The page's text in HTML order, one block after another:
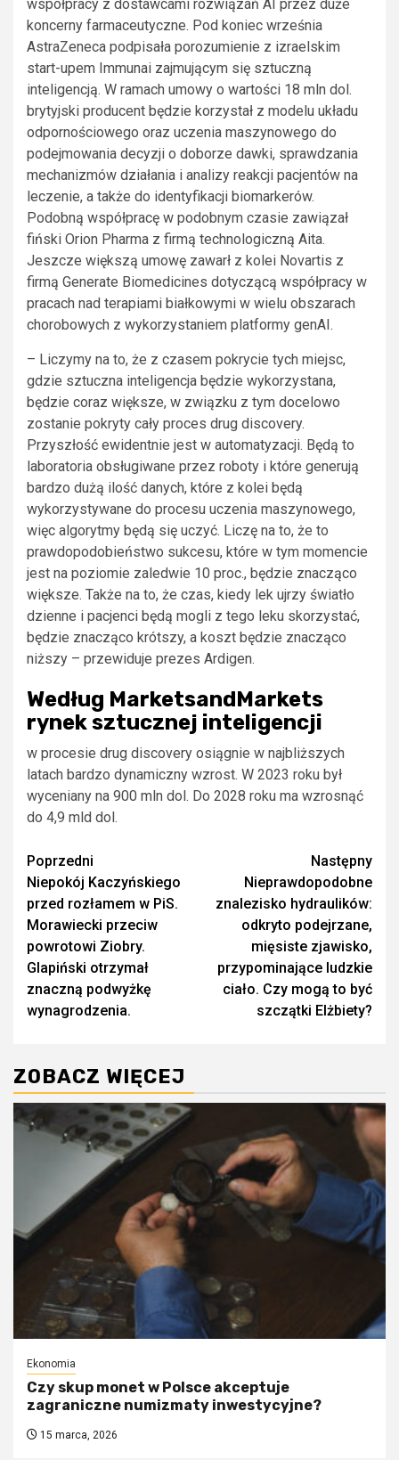
współpracy z dostawcami rozwiązań AI przez duże
koncerny farmaceutyczne. Pod koniec września
AstraZeneca podpisała porozumienie z izraelskim
start-upem Immunai zajmującym się sztuczną
inteligencją. W ramach umowy o wartości 18 mln dol.
brytyjski producent będzie korzystał z modelu układu
odpornościowego oraz uczenia maszynowego do
podejmowania decyzji o doborze dawki, sprawdzania
mechanizmów działania i analizy reakcji pacjentów na
leczenie, a także do identyfikacji biomarkerów.
Podobną współpracę w podobnym czasie zawiązał
fiński Orion Pharma z firmą technologiczną Aita.
Jeszcze większą umowę zawarł z kolei Novartis z
firmą Generate Biomedicines dotyczącą współpracy w
pracach nad terapiami białkowymi w wielu obszarach
chorobowych z wykorzystaniem platformy genAI.
– Liczymy na to, że z czasem pokrycie tych miejsc,
gdzie sztuczna inteligencja będzie wykorzystana,
będzie coraz większe, w związku z tym docelowo
zostanie pokryty cały proces drug discovery.
Przyszłość ewidentnie jest w automatyzacji. Będą to
laboratoria obsługiwane przez roboty i które generują
bardzo dużą ilość danych, które z kolei będą
wykorzystywane do procesu uczenia maszynowego,
więc algorytmy będą się uczyć. Liczę na to, że to
prawdopodobieństwo sukcesu, które w tym momencie
jest na poziomie zaledwie 10 proc., będzie znacząco
większe. Także na to, że czas, kiedy lek ujrzy światło
dzienne i pacjenci będą mogli z tego leku skorzystać,
będzie znacząco krótszy, a koszt będzie znacząco
niższy – przewiduje prezes Ardigen.
Według MarketsandMarkets
rynek sztucznej inteligencji
w procesie drug discovery osiągnie w najbliższych
latach bardzo dynamiczny wzrost. W 2023 roku był
wyceniany na 900 mln dol. Do 2028 roku ma wzrosnąć
do 4,9 mld dol.
Zobacz
wpisy
Poprzedni
Niepokój Kaczyńskiego
przed rozłamem w PiS.
Morawiecki przeciw
powrotowi Ziobry.
Glapiński otrzymał
znaczną podwyżkę
wynagrodzenia.
Następny
Nieprawdopodobne
znalezisko hydraulików:
odkryto podejrzane,
mięsiste zjawisko,
przypominające ludzkie
ciało. Czy mogą to być
szczątki Elżbiety?
ZOBACZ WIĘCEJ
Ekonomia
Czy skup monet w Polsce akceptuje
zagraniczne numizmaty inwestycyjne?
15 marca, 2026